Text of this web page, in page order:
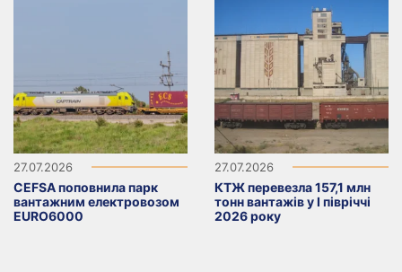
27.07.2026
CEFSA поповнила парк
вантажним електровозом
EURO6000
27.07.2026
КТЖ перевезла 157,1 млн
тонн вантажів у I півріччі
2026 року